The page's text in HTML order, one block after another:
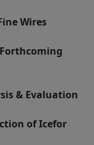
Wires
& Evaluation
of Icefor